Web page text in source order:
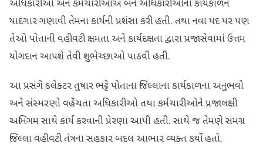
અધિકારીઓ અને કર્મચારીઓએ બંને અધિકારીઓના કાર્યકાળને
યાદગાર ગણાવી તેમના કાર્યની પ્રશંસા કરી હતી. તથા નવા પદ પર પણ
તેઓ પોતાની વહીવટી ક્ષમતા અને કાર્યદક્ષતા દ્વારા પ્રજાસેવામાં ઉત્તમ
યોગદાન આપશે તેવી શુભેચ્છાઓ પાઠવી હતી.
આ પ્રસંગે કલેક્ટર તુષાર ભટ્ટે પોતાના જિલ્લાના કાર્યકાળના અનુભવો
અને સંસ્મરણો વહેંચતા અધિકારીઓ તથા કર્મચારીઓને પ્રજાલક્ષી
અભિગમ સાથે કાર્ય કરવાની પ્રેરણા આપી હતી. સાથે જ તેમણે સમગ્ર
જિલ્લા વહીવટી તંત્રના સહકાર બદલ આભાર વ્યક્ત કર્યો હતો.